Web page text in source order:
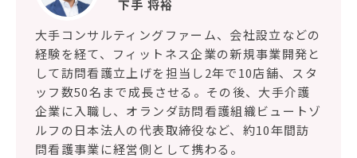
下手 将裕
大手コンサルティングファーム、会社設立などの
経験を経て、フィットネス企業の新規事業開発と
して訪問看護立上げを担当し2年で10店舗、スタ
ッフ数50名まで成長させる。その後、大手介護
企業に入職し、オランダ訪問看護組織ビュートゾ
ルフの日本法人の代表取締役など、約10年間訪
問看護事業に経営側として携わる。